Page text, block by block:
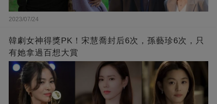
2023/07/24
韓劇女神得獎PK！宋慧喬封后6次，孫藝珍6次，只
有她拿過百想大賞